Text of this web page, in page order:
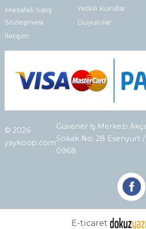
Mesafeli Satış
Sözleşmesi
İletişim
Yetkili Kurullar
Duyurular
© 2026
yaykoop.com
Güvener İş Merkezi
Sokak No: 28 Esenyurt
0968
E-ticaret